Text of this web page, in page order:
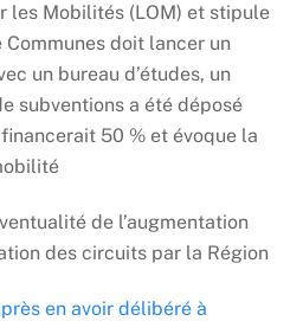
les Mobilités (LOM) et stipule
doit lancer un
un bureau d’études, un
subventions a été déposé
financerait 50 % et évoque la
de l’augmentation
des circuits par la Région
en avoir délibéré à